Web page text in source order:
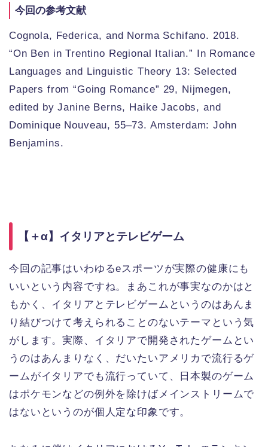
今回の参考文献
Cognola, Federica, and Norma Schifano. 2018.
“On Ben in Trentino Regional Italian.” In Romance
Languages and Linguistic Theory 13: Selected
Papers from “Going Romance” 29, Nijmegen,
edited by Janine Berns, Haike Jacobs, and
Dominique Nouveau, 55–73. Amsterdam: John
Benjamins.
【＋α】イタリアとテレビゲーム
今回の記事はいわゆるeスポーツが実際の健康にも
いいという内容ですね。まあこれが事実なのかはと
もかく、イタリアとテレビゲームというのはあんま
り結びつけて考えられることのないテーマという気
がします。実際、イタリアで開発されたゲームとい
うのはあんまりなく、だいたいアメリカで流行るゲ
ームがイタリアでも流行っていて、日本製のゲーム
はポケモンなどの例外を除けばメインストリームで
はないというのが個人定な印象です。